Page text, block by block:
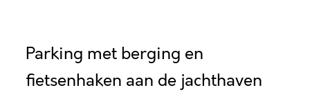
Parking met berging en
fietsenhaken aan de jachthaven